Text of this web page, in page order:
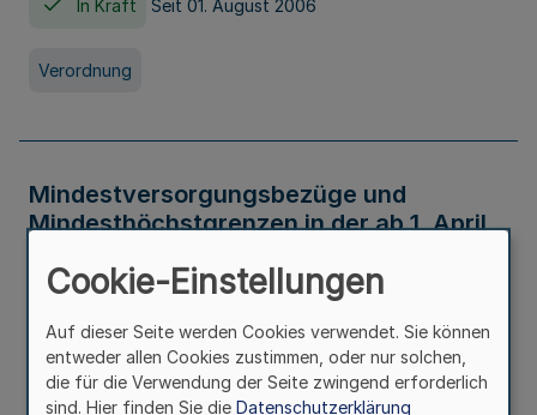
In Kraft Seit 01. August 2006
Verordnung
Mindestversorgungsbezüge und
Mindesthöchstgrenzen in der ab 1. April
Verwaltungsvorschrift
Cookie-Einstellungen
Auf dieser Seite werden Cookies verwendet. Sie können
entweder allen Cookies zustimmen, oder nur solchen,
die für die Verwendung der Seite zwingend erforderlich
sind. Hier finden Sie die Datenschutzerklärung